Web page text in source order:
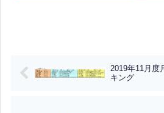
2019年11月度
キング